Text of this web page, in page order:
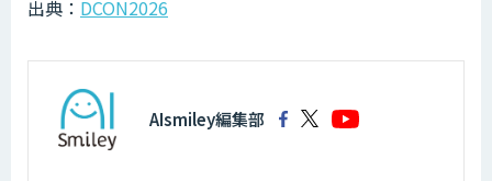
出典： DCON2026
AIsmiley編集部